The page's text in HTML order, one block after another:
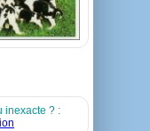
inexacte ? :